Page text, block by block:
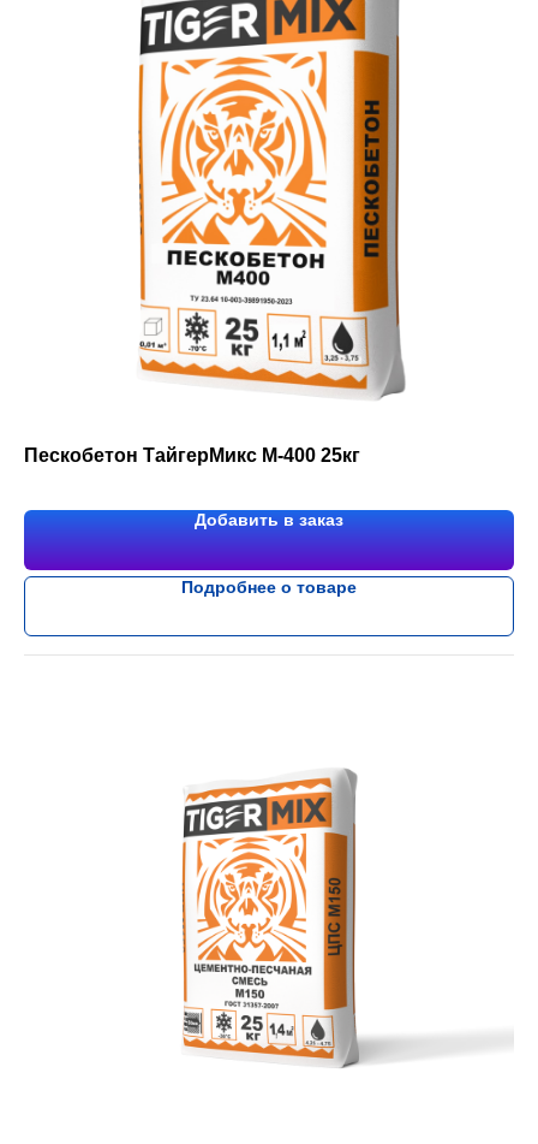
Пескобетон ТайгерМикс М-400 25кг
Добавить в заказ
Подробнее о товаре